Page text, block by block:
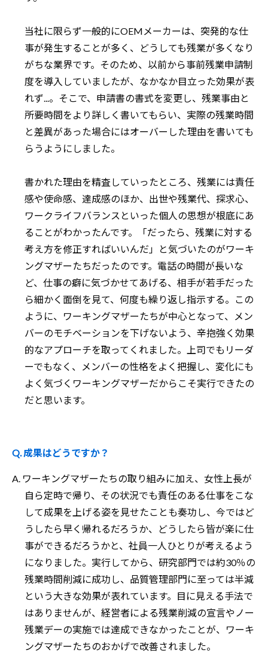
当社に限らず一般的にOEMメーカーは、突発的な仕
事が発生することが多く、どうしても残業が多くなり
がちな業界です。そのため、以前から事前残業申請制
度を導入していましたが、なかなか目立った効果が表
れず...。そこで、申請書の書式を変更し、残業事由と
所要時間をより詳しく書いてもらい、実際の残業時間
と差異があった場合にはオーバーした理由を書いても
らうようにしました。
書かれた理由を精査していったところ、残業には責任
感や使命感、達成感のほか、出世や残業代、探求心、
ワークライフバランスといった個人の思想が根底にあ
ることがわかったんです。「だったら、残業に対する
考え方を修正すればいいんだ」と気づいたのがワーキ
ングマザーたちだったのです。電話の時間が長いな
ど、仕事の癖に気づかせてあげる、相手が若手だった
ら細かく面倒を見て、何度も繰り返し指示する。この
ように、ワーキングマザーたちが中心となって、メン
バーのモチベーションを下げないよう、辛抱強く効果
的なアプローチを取ってくれました。上司でもリーダ
ーでもなく、メンバーの性格をよく把握し、変化にも
よく気づくワーキングマザーだからこそ実行できたの
だと思います。
Q. 成果はどうですか？
A. ワーキングマザーたちの取り組みに加え、女性上長が
自ら定時で帰り、その状況でも責任のある仕事をこな
して成果を上げる姿を見せたことも奏功し、今ではど
うしたら早く帰れるだろうか、どうしたら皆が楽に仕
事ができるだろうかと、社員一人ひとりが考えるよう
になりました。実行してから、研究部門では約30％の
残業時間削減に成功し、品質管理部門に至っては半減
という大きな効果が表れています。目に見える手法で
はありませんが、経営者による残業削減の宣言やノー
残業デーの実施では達成できなかったことが、ワーキ
ングマザーたちのおかげで改善されました。